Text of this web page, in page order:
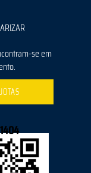
se em
1404